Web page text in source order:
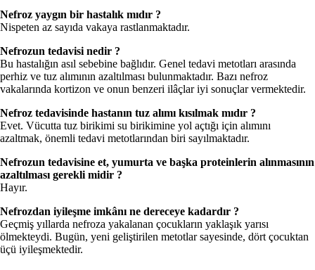
Nefroz yaygın bir hastalık mıdır ?
Nispeten az sayıda vakaya rastlanmaktadır.
Nefrozun tedavisi nedir ?
Bu hastalığın asıl sebebine bağlıdır. Genel tedavi metotları arasında
perhiz ve tuz alımının azaltılması bulunmaktadır. Bazı nefroz
vakalarında kortizon ve onun benzeri ilâçlar iyi sonuçlar vermektedir.
Nefroz tedavisinde hastanın tuz alımı kısılmak mıdır ?
Evet. Vücutta tuz birikimi su birikimine yol açtığı için alımını
azaltmak, önemli tedavi metotlarından biri sayılmaktadır.
Nefrozun tedavisine et, yumurta ve başka proteinlerin alınmasının
azaltılması gerekli midir ?
Hayır.
Nefrozdan iyileşme imkânı ne dereceye kadardır ?
Geçmiş yıllarda nefroza yakalanan çocukların yaklaşık yarısı
ölmekteydi. Bugün, yeni geliştirilen metotlar sayesinde, dört çocuktan
üçü iyileşmektedir.